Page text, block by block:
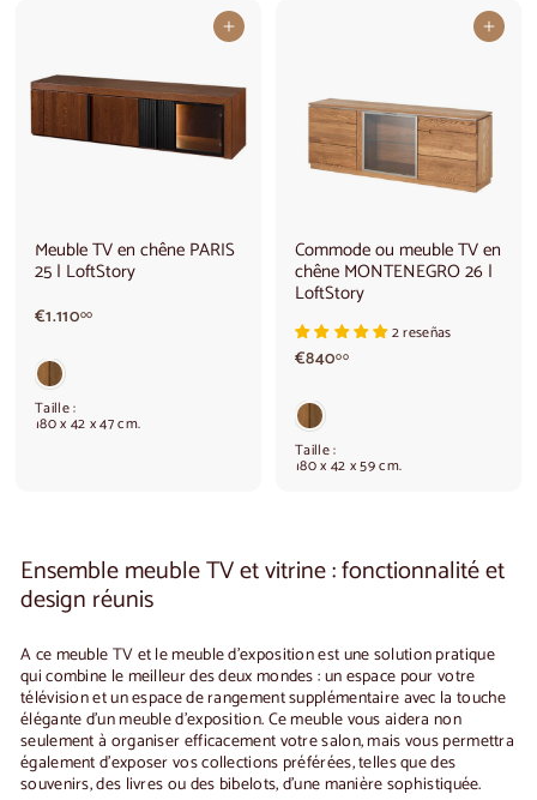
Ajouter au panier
Meuble TV en chêne PARIS
25 | LoftStory
€1.11000€
0
Taille :
180 x 42 x 47 cm.
Ajouter au panier
Commode ou meuble TV en
chêne MONTENEGRO 26 |
LoftStory
2 reseñas
€84000€
0
Taille :
180 x 42 x 59 cm.
Ensemble meuble TV et vitrine : fonctionnalité et
design réunis
Ace meuble TV et le meuble d'expositionest une solution pratique
qui combine le meilleur des deux mondes : un espace pour votre
télévision et un espace de rangement supplémentaire avec la touche
élégante d'un meuble d'exposition. Ce meuble vous aidera non
seulement à organiser efficacement votre salon, mais vous permettra
également d'exposer vos collections préférées, telles que des
souvenirs, des livres ou des bibelots, d'une manière sophistiquée.